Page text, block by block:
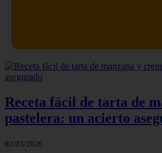
Receta fácil de tarta de
pastelera: un acierto
02/03/2026